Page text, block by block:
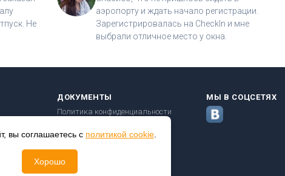
Не
аэропорту и ждать начало регистрации.
Зарегистрировалась на CheckIn и мне
выбрали отличное место у окна.
ДОКУМЕНТЫ
Политика конфиденциальности
Правила перевозки
Безопасность платежей
МЫ В СОЦСЕТЯХ
вы соглашаетесь с политикой cookie
Хорошо